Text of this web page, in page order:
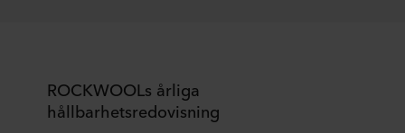
ROCKWOOLs årliga
hållbarhetsredovisning